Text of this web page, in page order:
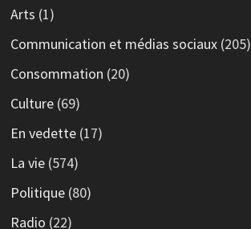
Arts (1)
Communication et médias sociaux(205)
Consommation (20)
Culture(69)
En vedette(17)
La vie(574)
Politique(80)
Radio (22)